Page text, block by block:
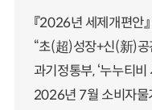
『2026년 세제개편안
“초(超)성장+신(新)공
과기정통부, ‘누누티
2026년 7월 소비자물